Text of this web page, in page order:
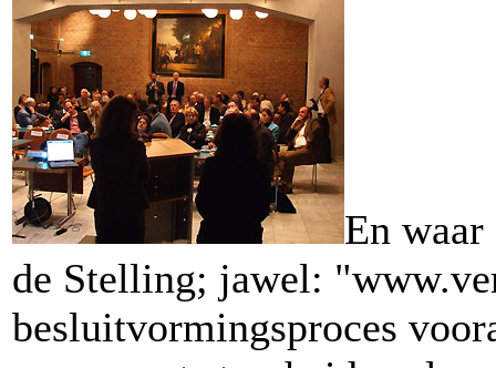
En
de Stelling; jawel:
besluitvormingsproces